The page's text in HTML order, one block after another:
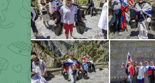
Russlandtag in der